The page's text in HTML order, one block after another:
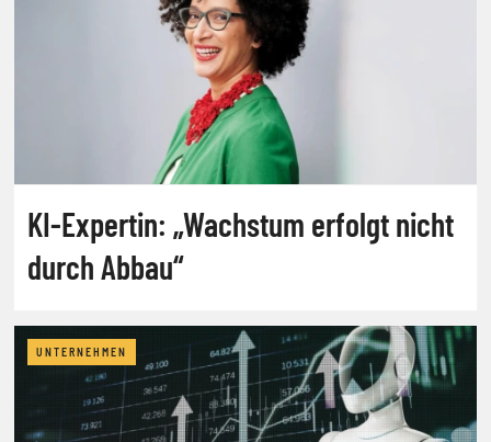
KI-Expertin: „Wachstum erfolgt nicht
durch Abbau“
UNTERNEHMEN